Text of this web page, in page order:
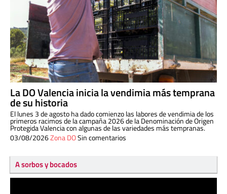
La DO Valencia inicia la vendimia más temprana
de su historia
El lunes 3 de agosto ha dado comienzo las labores de vendimia de los
primeros racimos de la campaña 2026 de la Denominación de Origen
Protegida Valencia con algunas de las variedades más tempranas.
03/08/2026Zona DOSin comentarios
A sorbos y bocados